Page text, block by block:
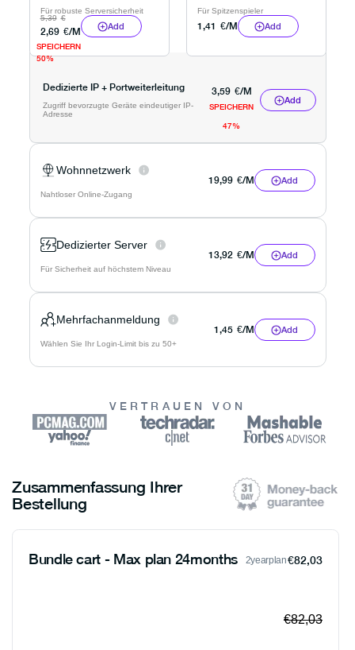
Für robuste Serversicherheit
5,39 €
SPEICHERN
50%
2,69 €/M Add
Für Spitzenspieler
1,41 €/M Add
Dedizierte IP + Portweiterleitung
Zugriff bevorzugte Geräte eindeutiger IP-
Adresse
3,59 €/M
SPEICHERN
47%
Add
Wohnnetzwerk
Nahtloser Online-Zugang
19,99 €/M Add
Dedizierter Server
Für Sicherheit auf höchstem Niveau
13,92 €/M Add
Mehrfachanmeldung
Wählen Sie Ihr Login-Limit bis zu 50+
1,45 €/M Add
VERTRAUEN VON
Zusammenfassung Ihrer
Bestellung
Bundle cart - Max plan 24months 2yearplan€82,03
€82,03